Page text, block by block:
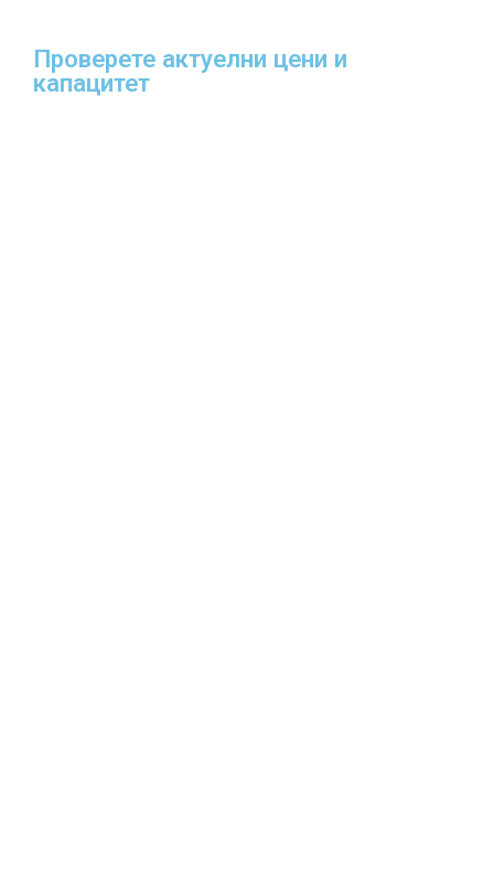
Проверете актуелни цени и
капацитет​